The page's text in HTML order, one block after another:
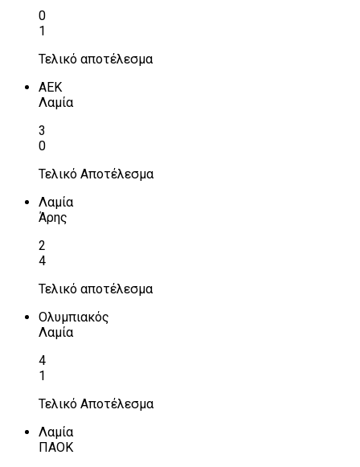
0
1
Τελικό αποτέλεσμα
ΑΕΚ
Λαμία
3
0
Τελικό Αποτέλεσμα
Λαμία
Άρης
2
4
Τελικό αποτέλεσμα
Ολυμπιακός
Λαμία
4
1
Τελικό Αποτέλεσμα
Λαμία
ΠΑΟΚ